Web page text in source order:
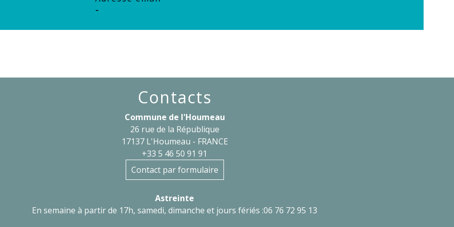
-
Contacts
Commune de l'Houmeau
26 rue de la République
17137 L'Houmeau - FRANCE
+33 5 46 50 91 91
Contact par formulaire
Astreinte
En semaine à partir de 17h, samedi, dimanche et jours fériés :06 76 72 95 13